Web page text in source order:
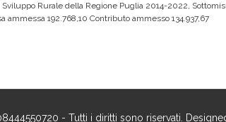
Rurale della Regione Puglia 2014-2022,
ammessa 192.768,10 Contributo ammesso 134.937,67
- Tutti i diritti sono riservati.